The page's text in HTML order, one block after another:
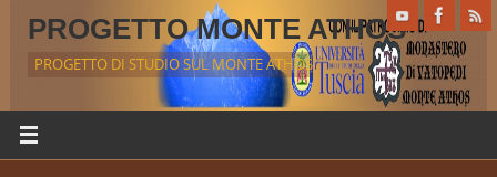
PROGETTO MONTE ATHOS
PROGETTO DI STUDIO SUL MONTE ATHOS